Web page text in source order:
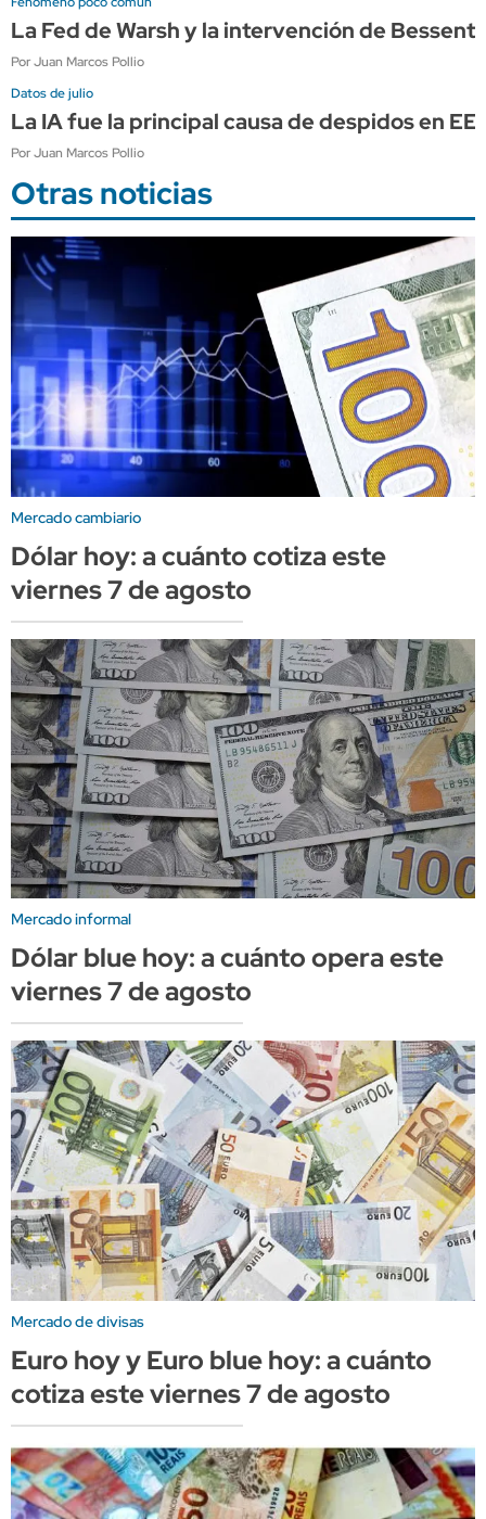
La Fed de Warsh y la intervención de
Por Juan Marcos Pollio
Datos de julio
La IA fue la principal causa de despidos en
Por Juan Marcos Pollio
Otras noticias
Mercado cambiario
Dólar hoy: a cuánto cotiza este
viernes 7 de agosto
Mercado informal
Dólar blue hoy: a cuánto opera este
viernes 7 de agosto
Mercado de divisas
Euro hoy y Euro blue hoy: a cuánto
cotiza este viernes 7 de agosto